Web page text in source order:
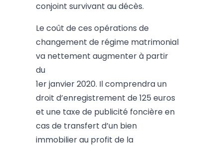
conjoint survivant au décès.
Le coût de ces opérations de
changement de régime matrimonial
va nettement augmenter à partir
du
1er janvier 2020. Il comprendra un
droit d’enregistrement de 125 euros
et une taxe de publicité foncière en
cas de transfert d’un bien
immobilier au profit de la